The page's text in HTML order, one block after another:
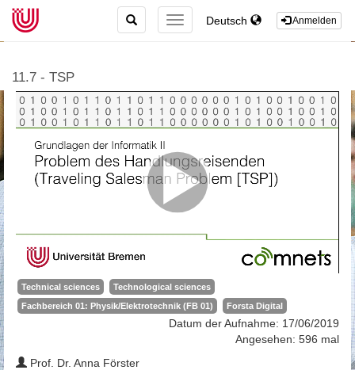
Anmelden
Deutsch
TOGGLE
NAVIGATION
TOGGLE
SEARCH
11.7 - TSP
Technical sciences
Technological sciences
Fachbereich 01: Physik/Elektrotechnik (FB 01)
Forsta Digital
Datum der Aufnahme: 17/06/2019
Angesehen: 596 mal
Prof. Dr. Anna Förster